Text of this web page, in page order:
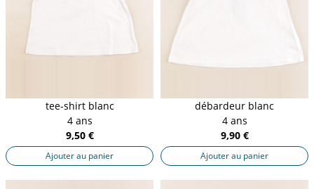
tee-shirt blanc
4 ans
9,50 €
Ajouter au panier
débardeur blanc
4 ans
9,90 €
Ajouter au panier